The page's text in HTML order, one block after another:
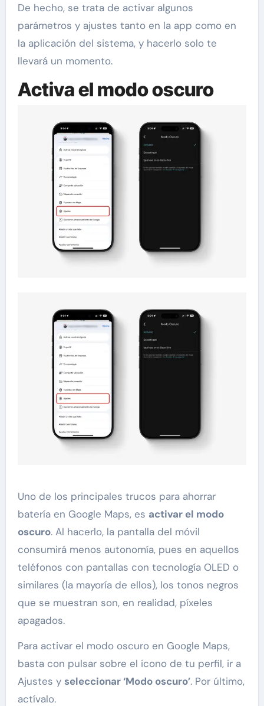
De hecho, se trata de activar algunos
parámetros y ajustes tanto en la app como en
la aplicación del sistema, y hacerlo solo te
llevará un momento.
Activa el modo oscuro
Uno de los principales trucos para ahorrar
batería en Google Maps, es activar el modo
oscuro. Al hacerlo, la pantalla del móvil
consumirá menos autonomía, pues en aquellos
teléfonos con pantallas con tecnología OLED o
similares (la mayoría de ellos), los tonos negros
que se muestran son, en realidad, píxeles
apagados.
Para activar el modo oscuro en Google Maps,
basta con pulsar sobre el icono de tu perfil, ir a
Ajustes y seleccionar ‘Modo oscuro’. Por último,
actívalo.